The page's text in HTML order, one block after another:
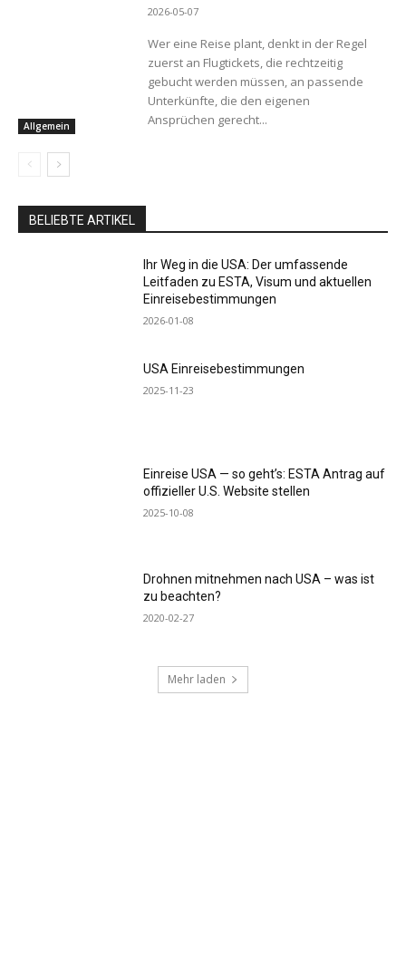
Allgemein
2026-05-07
Wer eine Reise plant, denkt in der Regel
zuerst an Flugtickets, die rechtzeitig
gebucht werden müssen, an passende
Unterkünfte, die den eigenen
Ansprüchen gerecht...
BELIEBTE ARTIKEL
Ihr Weg in die USA: Der umfassende
Leitfaden zu ESTA, Visum und aktuellen
Einreisebestimmungen
2026-01-08
USA Einreisebestimmungen
2025-11-23
Einreise USA — so geht’s: ESTA Antrag auf
offizieller U.S. Website stellen
2025-10-08
Drohnen mitnehmen nach USA – was ist
zu beachten?
2020-02-27
Mehr laden